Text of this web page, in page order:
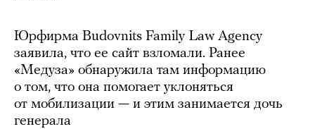
Юрфирма Budovnits Family Law Agency
заявила, что ее сайт взломали. Ранее
«Медуза» обнаружила там информацию
о том, что она помогает уклоняться
от мобилизации — и этим занимается дочь
генерала